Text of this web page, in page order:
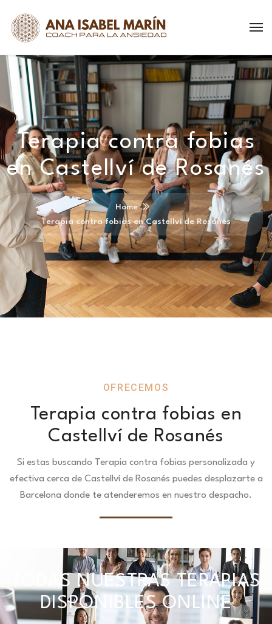
Terapia contra fobias
en Castellví de Rosanés
Home
Terapia contra fobias en Castellví de Rosanés
OFRECEMOS
Terapia contra fobias en
Castellví de Rosanés
Si estas buscando Terapia contra fobias personalizada y
efectiva cerca de Castellví de Rosanés puedes desplazarte a
Barcelona donde te atenderemos en nuestro despacho.
TODAS NUESTRAS TERAPIAS
DISPONIBLES ONLINE